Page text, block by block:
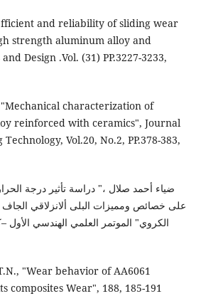
and reliability of sliding wear
strength aluminum alloy and
Design .Vol. (31) PP.3227-3233,
characterization of
reinforced with ceramics", Journal
Vol.20, No.2, PP.378-383,
على خصائص ومميزات البلى ألانزلاقي الجاف
الكروي" الموتمر العلمي الهندسي الأول
"Wear behavior of AA6061
composites Wear", 188, 185-191